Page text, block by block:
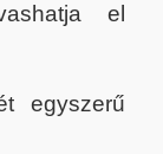
el
egyszerű